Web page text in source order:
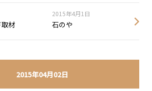
2015年04月02日
材
2015年4月1日
石のや